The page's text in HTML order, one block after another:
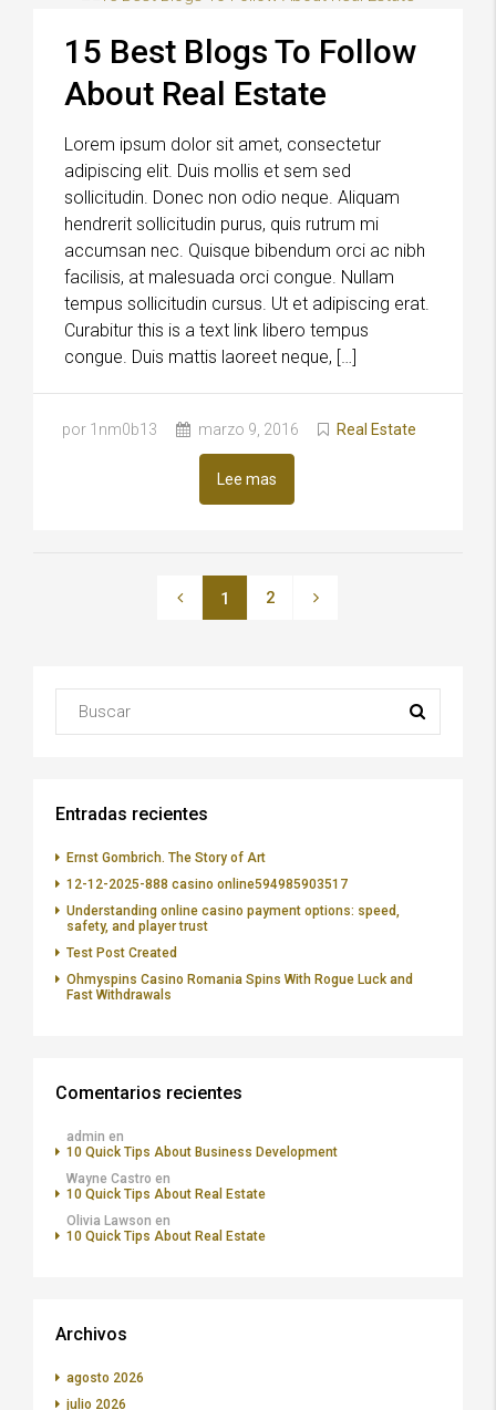
15 Best Blogs To Follow
About Real Estate
Lorem ipsum dolor sit amet, consectetur
adipiscing elit. Duis mollis et sem sed
sollicitudin. Donec non odio neque. Aliquam
hendrerit sollicitudin purus, quis rutrum mi
accumsan nec. Quisque bibendum orci ac nibh
facilisis, at malesuada orci congue. Nullam
tempus sollicitudin cursus. Ut et adipiscing erat.
Curabitur this is a text link libero tempus
congue. Duis mattis laoreet neque, […]
por 1nm0b13 marzo 9, 2016 Real Estate
Lee mas
1 2
Entradas recientes
Ernst Gombrich. The Story of Art
12-12-2025-888 casino online594985903517
Understanding online casino payment options: speed,
safety, and player trust
Test Post Created
Ohmyspins Casino Romania Spins With Rogue Luck and
Fast Withdrawals
Comentarios recientes
admin en
10 Quick Tips About Business Development
Wayne Castro en
10 Quick Tips About Real Estate
Olivia Lawson en
10 Quick Tips About Real Estate
Archivos
agosto 2026
julio 2026